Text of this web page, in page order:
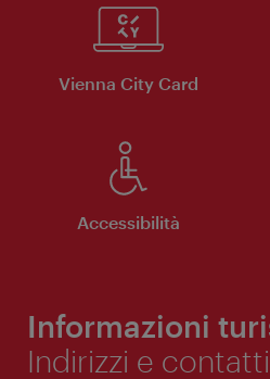
Vienna City Card
Accessibilità
Informazioni
Indirizzi e contatti